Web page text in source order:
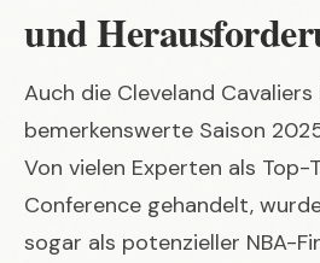
und
Auch die Cleveland Cavaliers
bemerkenswerte Saison
Von vielen Experten als Top-
Conference gehandelt,
sogar als potenzieller NBA-